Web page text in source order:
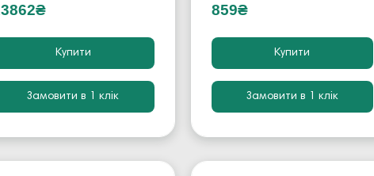
Купити
Замовити в 1 клік
859₴
Купити
Замовити в 1 клік